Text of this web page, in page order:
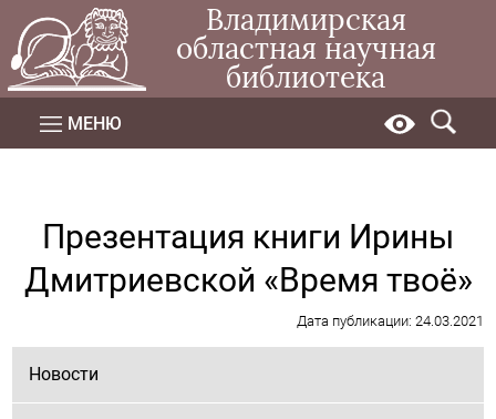
Владимирская
областная научная
библиотека
МЕНЮ
Презентация книги Ирины
Дмитриевской «Время твоё»
Дата публикации: 24.03.2021
Новости